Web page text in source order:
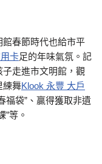
春節時代也給市平
卡足的年味氣氛。記
走進市文明館，觀
練舞Klook 永豐 大戶
福袋”、贏得獲取非遺
等。